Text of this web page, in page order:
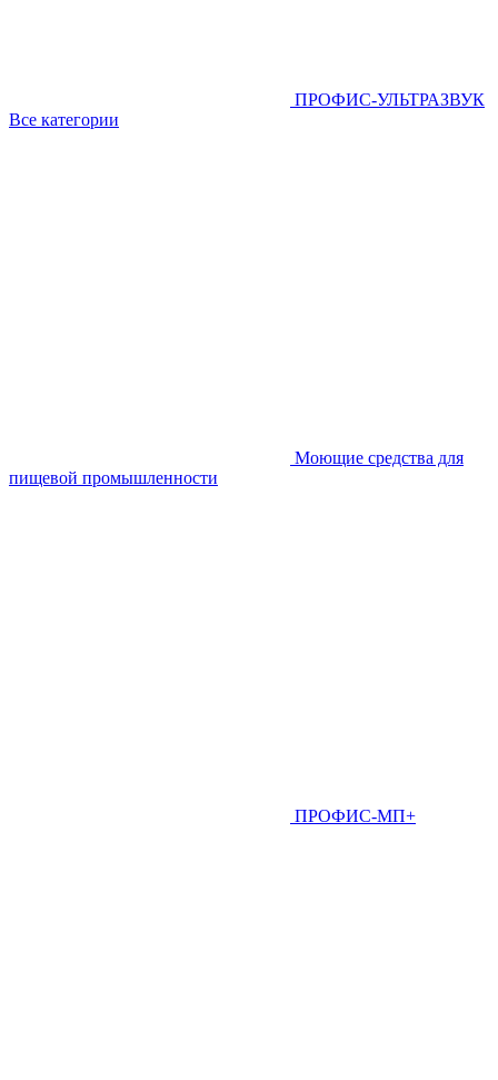
ПРОФИС-УЛЬТРАЗВУК
Все категории
Моющие средства для
пищевой промышленности
ПРОФИС-МП+